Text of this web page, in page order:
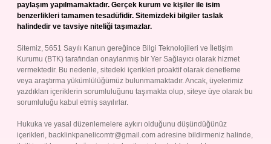
paylaşım yapılmamaktadır. Gerçek kurum ve kişiler ile isim
benzerlikleri tamamen tesadüfidir. Sitemizdeki bilgiler taslak
halindedir ve tavsiye niteliği taşımazlar.
Sitemiz, 5651 Sayılı Kanun gereğince Bilgi Teknolojileri ve İletişim
Kurumu (BTK) tarafından onaylanmış bir Yer Sağlayıcı olarak hizmet
vermektedir. Bu nedenle, sitedeki içerikleri proaktif olarak denetleme
veya araştırma yükümlülüğümüz bulunmamaktadır. Ancak, üyelerimiz
yazdıkları içeriklerin sorumluluğunu taşımakta olup, siteye üye olarak bu
sorumluluğu kabul etmiş sayılırlar.
Hukuka ve yasal düzenlemelere aykırı olduğunu düşündüğünüz
içerikleri, backlinkpanelicomtr@gmail.com adresine bildirmeniz halinde,